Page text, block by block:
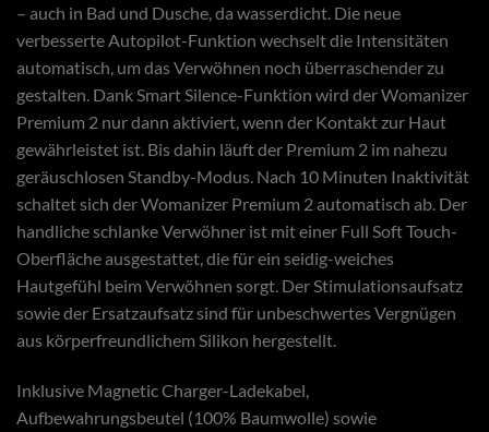
– auch in Bad und Dusche, da wasserdicht. Die neue
verbesserte Autopilot-Funktion wechselt die Intensitäten
automatisch, um das Verwöhnen noch überraschender zu
gestalten. Dank Smart Silence-Funktion wird der Womanizer
Premium 2 nur dann aktiviert, wenn der Kontakt zur Haut
gewährleistet ist. Bis dahin läuft der Premium 2 im nahezu
geräuschlosen Standby-Modus. Nach 10 Minuten Inaktivität
schaltet sich der Womanizer Premium 2 automatisch ab. Der
handliche schlanke Verwöhner ist mit einer Full Soft Touch-
Oberfläche ausgestattet, die für ein seidig-weiches
Hautgefühl beim Verwöhnen sorgt. Der Stimulationsaufsatz
sowie der Ersatzaufsatz sind für unbeschwertes Vergnügen
aus körperfreundlichem Silikon hergestellt.
Inklusive Magnetic Charger-Ladekabel,
Aufbewahrungsbeutel (100% Baumwolle) sowie